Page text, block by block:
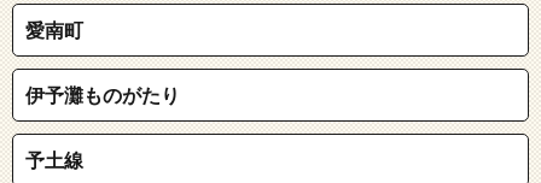
愛南町
伊予灘ものがたり
予土線